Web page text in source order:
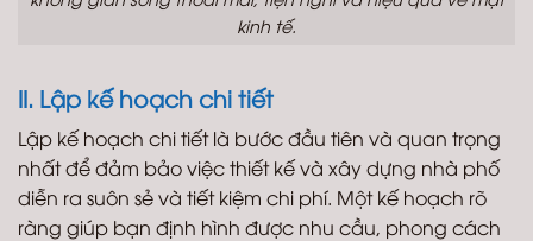
kinh tế.
II. Lập kế hoạch chi tiết
Lập kế hoạch chi tiết là bước đầu tiên và quan trọng
nhất để đảm bảo việc thiết kế và xây dựng nhà phố
diễn ra suôn sẻ và tiết kiệm chi phí. Một kế hoạch rõ
ràng giúp bạn định hình được nhu cầu, phong cách